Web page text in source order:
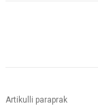
Artikulli paraprak